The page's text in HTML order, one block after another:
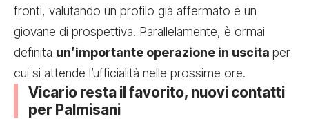
fronti, valutando un profilo già affermato e un
giovane di prospettiva. Parallelamente, è ormai
definita un’importante operazione in uscita per
cui si attende l’ufficialità nelle prossime ore.
Vicario resta il favorito, nuovi contatti
per Palmisani